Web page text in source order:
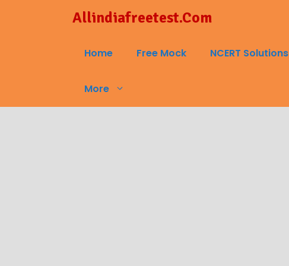
Allindiafreetest.Com
Home Free Mock NCERT Solutions
More